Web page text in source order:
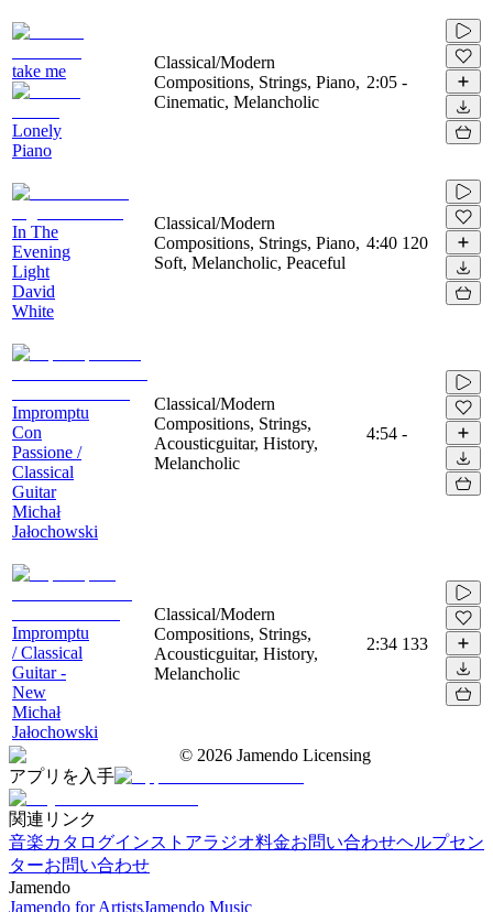
take me
Lonely
Piano
Classical/Modern
Compositions, Strings, Piano,
Cinematic, Melancholic
2:05 -
In The
Evening
Light
David
White
Classical/Modern
Compositions, Strings, Piano,
Soft, Melancholic, Peaceful
4:40 120
Impromptu
Con
Passione /
Classical
Guitar
Michał
Jałochowski
Classical/Modern
Compositions, Strings,
Acousticguitar, History,
Melancholic
4:54 -
Impromptu
/ Classical
Guitar -
New
Michał
Jałochowski
Classical/Modern
Compositions, Strings,
Acousticguitar, History,
Melancholic
2:34 133
© 2026 Jamendo Licensing
アプリを入手
関連リンク
音楽カタログインストアラジオ料金お問い合わせヘルプセン
ターお問い合わせ
Jamendo
Jamendo for ArtistsJamendo Music